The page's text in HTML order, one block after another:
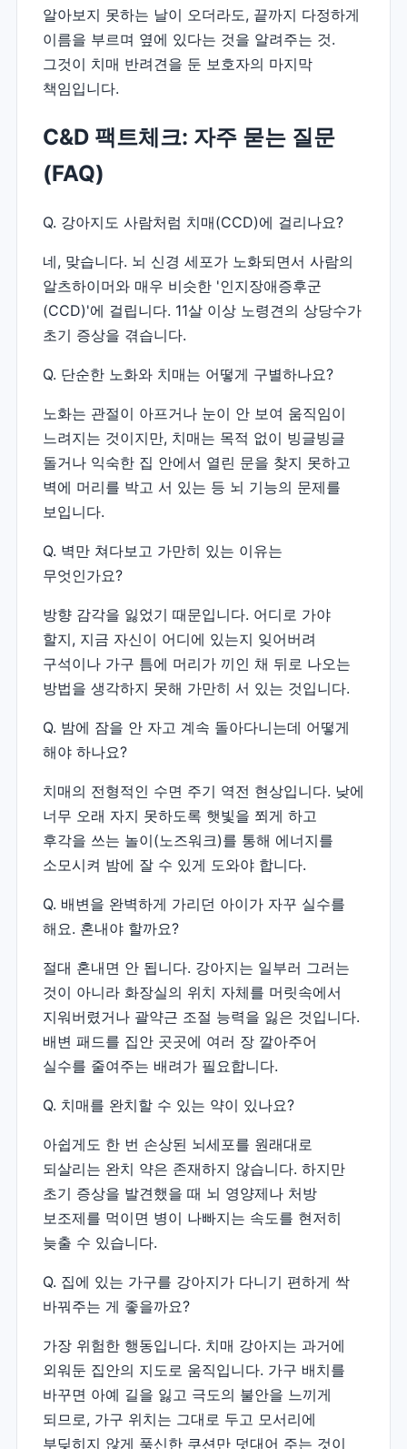
알아보지 못하는 날이 오더라도, 끝까지 다정하게
이름을 부르며 옆에 있다는 것을 알려주는 것.
그것이 치매 반려견을 둔 보호자의 마지막
책임입니다.
C&D 팩트체크: 자주 묻는 질문
(FAQ)
Q. 강아지도 사람처럼 치매(CCD)에 걸리나요?
네, 맞습니다. 뇌 신경 세포가 노화되면서 사람의
알츠하이머와 매우 비슷한 '인지장애증후군
(CCD)'에 걸립니다. 11살 이상 노령견의 상당수가
초기 증상을 겪습니다.
Q. 단순한 노화와 치매는 어떻게 구별하나요?
노화는 관절이 아프거나 눈이 안 보여 움직임이
느려지는 것이지만, 치매는 목적 없이 빙글빙글
돌거나 익숙한 집 안에서 열린 문을 찾지 못하고
벽에 머리를 박고 서 있는 등 뇌 기능의 문제를
보입니다.
Q. 벽만 쳐다보고 가만히 있는 이유는
무엇인가요?
방향 감각을 잃었기 때문입니다. 어디로 가야
할지, 지금 자신이 어디에 있는지 잊어버려
구석이나 가구 틈에 머리가 끼인 채 뒤로 나오는
방법을 생각하지 못해 가만히 서 있는 것입니다.
Q. 밤에 잠을 안 자고 계속 돌아다니는데 어떻게
해야 하나요?
치매의 전형적인 수면 주기 역전 현상입니다. 낮에
너무 오래 자지 못하도록 햇빛을 쬐게 하고
후각을 쓰는 놀이(노즈워크)를 통해 에너지를
소모시켜 밤에 잘 수 있게 도와야 합니다.
Q. 배변을 완벽하게 가리던 아이가 자꾸 실수를
해요. 혼내야 할까요?
절대 혼내면 안 됩니다. 강아지는 일부러 그러는
것이 아니라 화장실의 위치 자체를 머릿속에서
지워버렸거나 괄약근 조절 능력을 잃은 것입니다.
배변 패드를 집안 곳곳에 여러 장 깔아주어
실수를 줄여주는 배려가 필요합니다.
Q. 치매를 완치할 수 있는 약이 있나요?
아쉽게도 한 번 손상된 뇌세포를 원래대로
되살리는 완치 약은 존재하지 않습니다. 하지만
초기 증상을 발견했을 때 뇌 영양제나 처방
보조제를 먹이면 병이 나빠지는 속도를 현저히
늦출 수 있습니다.
Q. 집에 있는 가구를 강아지가 다니기 편하게 싹
바꿔주는 게 좋을까요?
가장 위험한 행동입니다. 치매 강아지는 과거에
외워둔 집안의 지도로 움직입니다. 가구 배치를
바꾸면 아예 길을 잃고 극도의 불안을 느끼게
되므로, 가구 위치는 그대로 두고 모서리에
부딪히지 않게 푹신한 쿠션만 덧대어 주는 것이